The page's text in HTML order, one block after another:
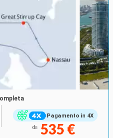
Pagamento in 4X
da 535 €